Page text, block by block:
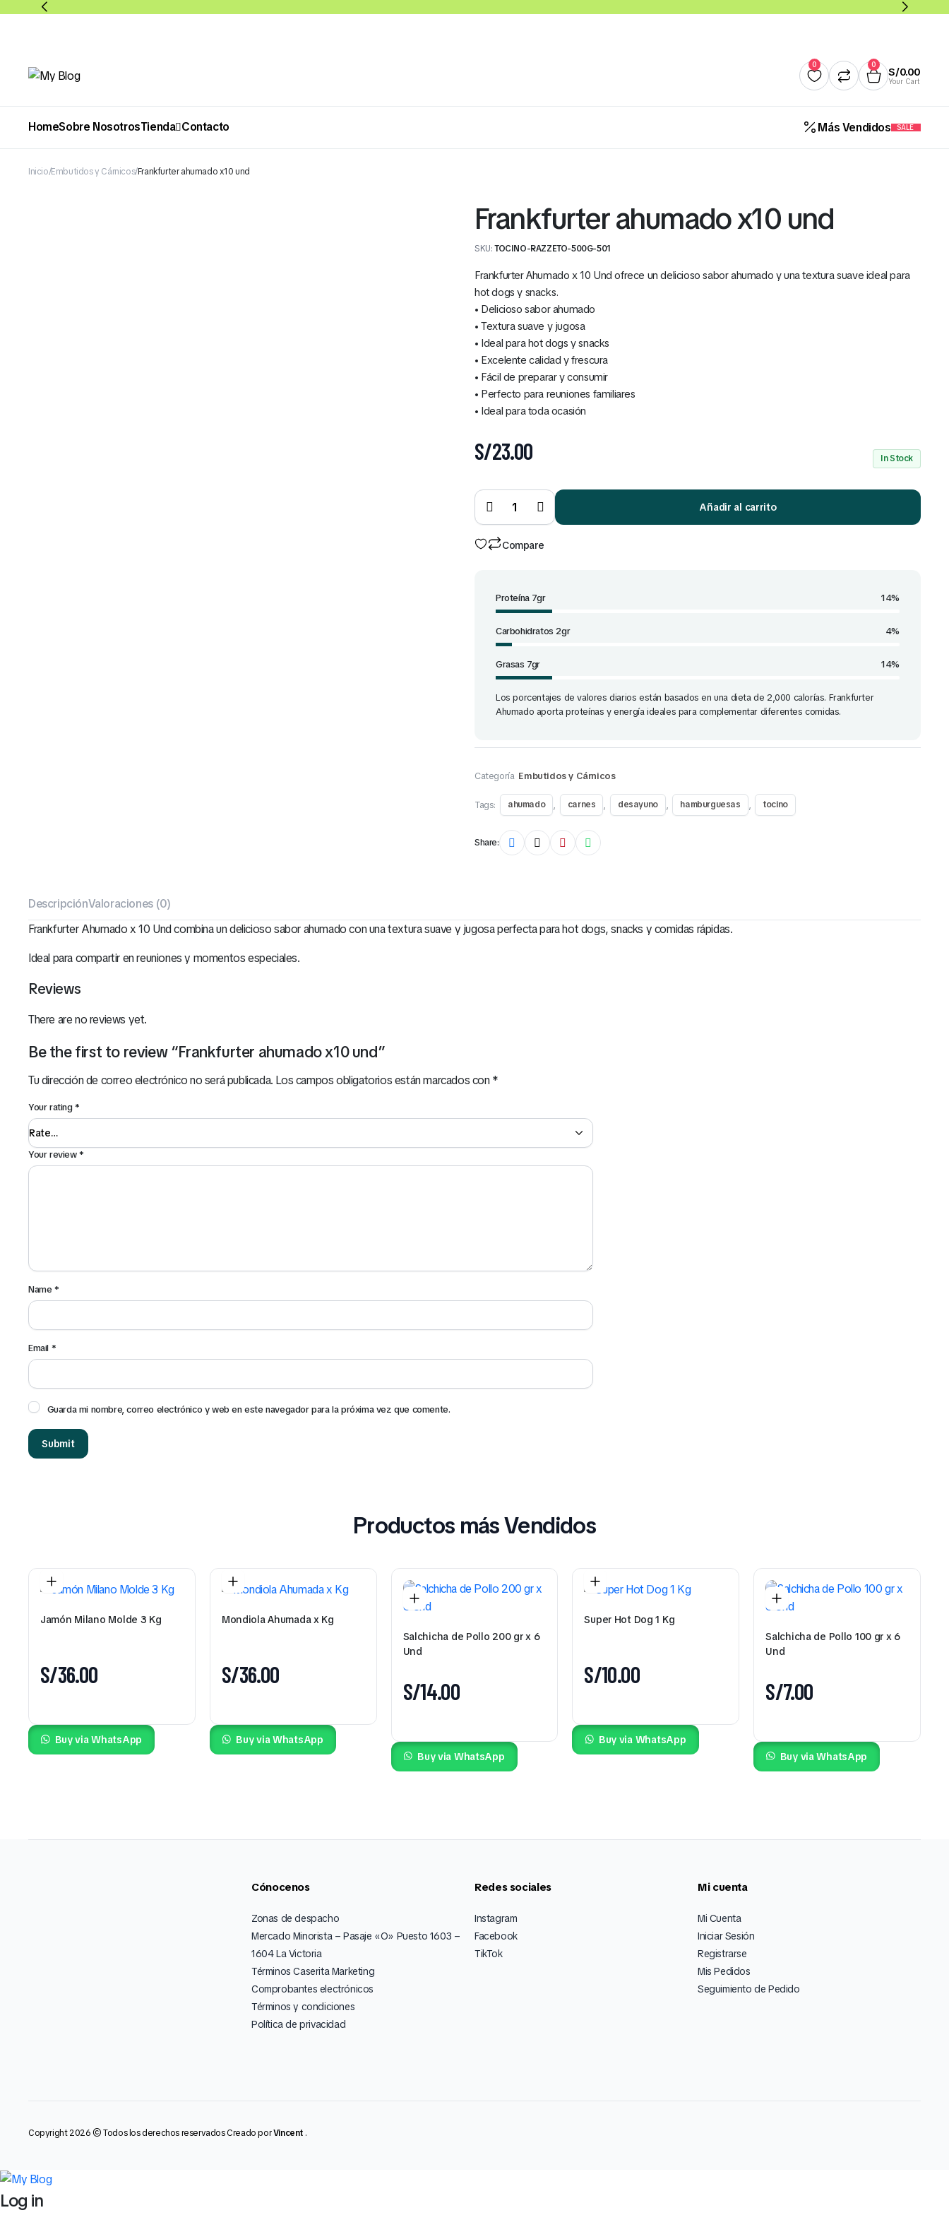
0 0
S/0.00
Your Cart
HomeSobre NosotrosTienda
Abarrotes
Contacto Más Vendidos SALE
S/5.00
Inicio Embutidos y Cárnicos Frankfurter ahumado x10 und
Frankfurter ahumado x10 und
SKU:TOCINO-RAZZETO-500G-501
Frankfurter Ahumado x 10 Und ofrece un delicioso sabor ahumado y una textura suave ideal para
hot dogs y snacks.
• Delicioso sabor ahumado
• Textura suave y jugosa
• Ideal para hot dogs y snacks
• Excelente calidad y frescura
• Fácil de preparar y consumir
• Perfecto para reuniones familiares
• Ideal para toda ocasión
S/23.00 In Stock
Frankfurter
ahumado
x10 und
quantity
Añadir al carrito
Compare
Proteína 7gr 14%
Carbohidratos 2gr 4%
Grasas 7gr 14%
Los porcentajes de valores diarios están basados en una dieta de 2,000 calorías. Frankfurter
Ahumado aporta proteínas y energía ideales para complementar diferentes comidas.
Categoría Embutidos y Cárnicos
Tags: ahumado , carnes , desayuno , hamburguesas , tocino
Share:
DescripciónValoraciones (0)
Frankfurter Ahumado x 10 Und combina un delicioso sabor ahumado con una textura suave y jugosa perfecta para hot dogs, snacks y comidas rápidas.
Ideal para compartir en reuniones y momentos especiales.
Reviews
There are no reviews yet.
Be the first to review “Frankfurter ahumado x10 und”
Tu dirección de correo electrónico no será publicada. Los campos obligatorios están marcados con*
Your rating*
Your review*
Name*
Email *
Guarda mi nombre, correo electrónico y web en este navegador para la próxima vez que comente.
Productos más Vendidos
Jamón Milano Molde 3 Kg
S/36.00
Buy via WhatsApp
Mondiola Ahumada x Kg
S/36.00
Buy via WhatsApp
Salchicha de Pollo 200 gr x 6
Und
S/14.00
Buy via WhatsApp
Super Hot Dog 1 Kg
S/10.00
Buy via WhatsApp
Salchicha de Pollo 100 gr x 6
Und
S/7.00
Buy via WhatsApp
Cónocenos
Zonas de despacho
Mercado Minorista – Pasaje «O» Puesto 1603 –
1604 La Victoria
Términos Caserita Marketing
Comprobantes electrónicos
Términos y condiciones
Política de privacidad
Redes sociales
Instagram
Facebook
TikTok
Mi cuenta
Mi Cuenta
Iniciar Sesión
Registrarse
Mis Pedidos
Seguimiento de Pedido
Copyright 2026 © Todos los derechos reservados Creado porVincent .
Log in